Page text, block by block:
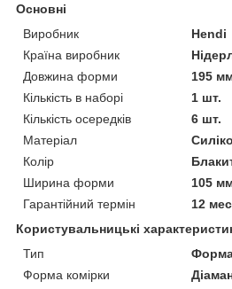
Основні
Виробник
Hendi
Країна виробник
Довжина форми
195
Кількість в наборі
1 шт.
Кількість осередків
6 шт.
Матеріал
Колір
Ширина форми
105
Гарантійний термін
12 мес
Користувальницькі
Тип
Форма комірки